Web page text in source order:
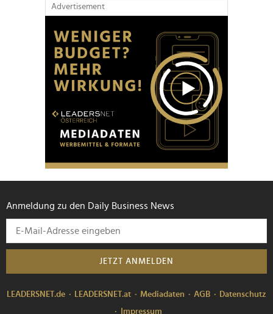
Advertisement
Anmeldung zu den Daily Business News
JETZT ANMELDEN
LEADERSNET.de LEADERSNET.at Mediadaten AGB
Datenschutz
Impressum